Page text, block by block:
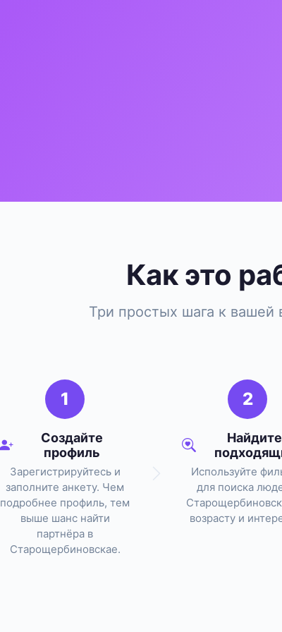
Как это
Три простых шага к вашей
1
Создайте
профиль
Зарегистрируйтесь и
заполните анкету. Чем
подробнее профиль, тем
выше шанс найти
партнёра в
Старощербиновскае.
2
Найдите
Используйте
для поиска
возрасту и